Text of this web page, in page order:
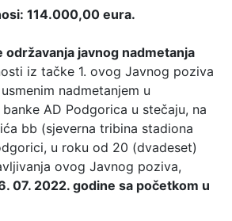
114.000,00 eura.
održavanja javnog nadmetanja
iz tačke 1. ovog Javnog poziva
nadmetanjem u
AD Podgorica u stečaju, na
bb (sjeverna tribina stadiona
u roku od 20 (dvadeset)
ovog Javnog poziva,
07. 2022. godine sa početkom u